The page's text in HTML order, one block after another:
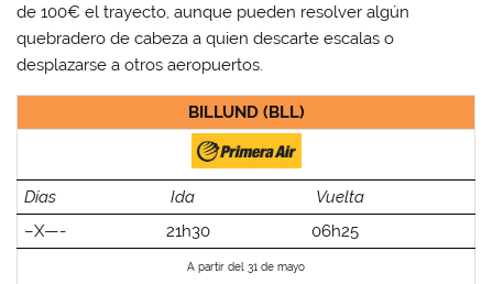
de 100€ el trayecto, aunque pueden resolver algún
quebradero de cabeza a quien descarte escalas o
desplazarse a otros aeropuertos.
BILLUND (BLL)
Días Ida
Vuelta
–X—-
21h30 06h25
A partir del 31 de mayo